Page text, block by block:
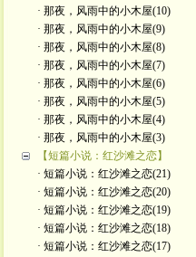
· 那夜，风雨中的小木屋(10)
· 那夜，风雨中的小木屋(9)
· 那夜，风雨中的小木屋(8)
· 那夜，风雨中的小木屋(7)
· 那夜，风雨中的小木屋(6)
· 那夜，风雨中的小木屋(5)
· 那夜，风雨中的小木屋(4)
· 那夜，风雨中的小木屋(3)
【短篇小说：红沙滩之恋】
· 短篇小说：红沙滩之恋(21)
· 短篇小说：红沙滩之恋(20)
· 短篇小说：红沙滩之恋(19)
· 短篇小说：红沙滩之恋(18)
· 短篇小说：红沙滩之恋(17)